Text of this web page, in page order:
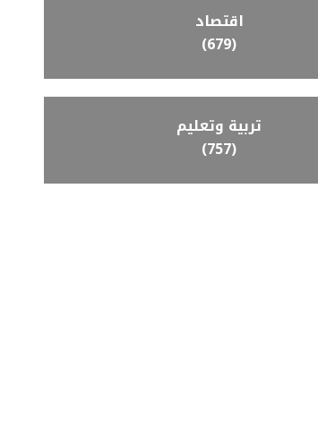
اقتصاد
(679)
تربية وتعليم
(757)